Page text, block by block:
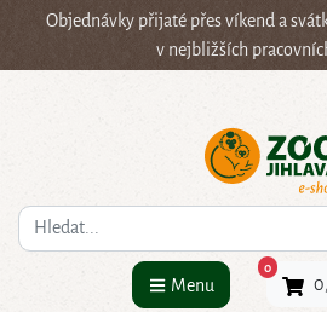
Objednávky přijaté přes víkend a
v nejbližších
Co hledáte?
Menu
0×